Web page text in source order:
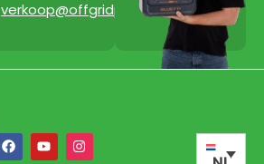
verkoop@offgridpowerstation.com